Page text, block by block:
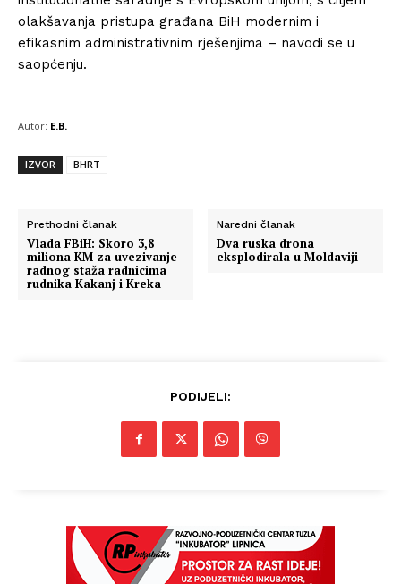
olakšavanja pristupa građana BiH modernim i
efikasnim administrativnim rješenjima – navodi se u
saopćenju.
Autor: E.B.
IZVOR BHRT
Prethodni članak
Vlada FBiH: Skoro 3,8
miliona KM za uvezivanje
radnog staža radnicima
rudnika Kakanj i Kreka
Naredni članak
Dva ruska drona
eksplodirala u Moldaviji
PODIJELI: